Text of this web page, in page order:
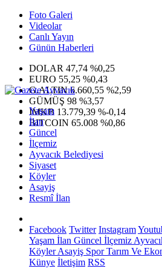
Foto Galeri
Videolar
Canlı Yayın
Günün Haberleri
DOLAR 47,74 %0,25
EURO 55,25 %0,43
G.ALTIN6.660,55 %2,59
GÜMÜŞ 98 %3,57
IMKB 13.779,39 %-0,14
BITCOIN 65.008 %0,86
Yaşam
İlan
Güncel
İlçemiz
Ayvacık Belediyesi
Siyaset
Köyler
Asayiş
Resmî İlan
Facebook Twitter Instagram
Yaşam İlan Güncel İlçemiz
KöylerAsayiş SporTarım Ve
Künye İletişim RSS